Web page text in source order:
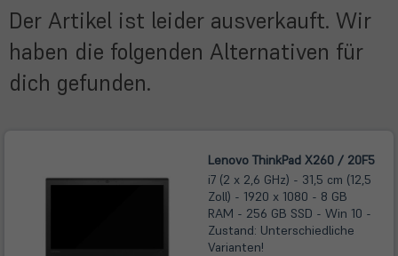
Der Artikel ist leider ausverkauft. Wir
haben die folgenden Alternativen für
dich gefunden.
Lenovo ThinkPad X260 / 20F5
i7 (2 x 2,6 GHz) - 31,5 cm (12,5
Zoll) - 1920 x 1080 - 8 GB
RAM - 256 GB SSD - Win 10 -
Zustand: Unterschiedliche
Varianten!